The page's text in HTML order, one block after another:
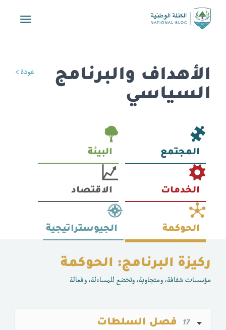
Toggle
عودة >
الأهداف والبرنامج
السياسي
المجتمع البيئة
الخدمات الاقتصاد
الحوكمة الجيوستراتيجية
ركيزة البرنامج: الحوكمة
مؤسسات شفافة، ومتجاوبة، وتخضع للمساءلة، وفعالة
17 فصل السلطات